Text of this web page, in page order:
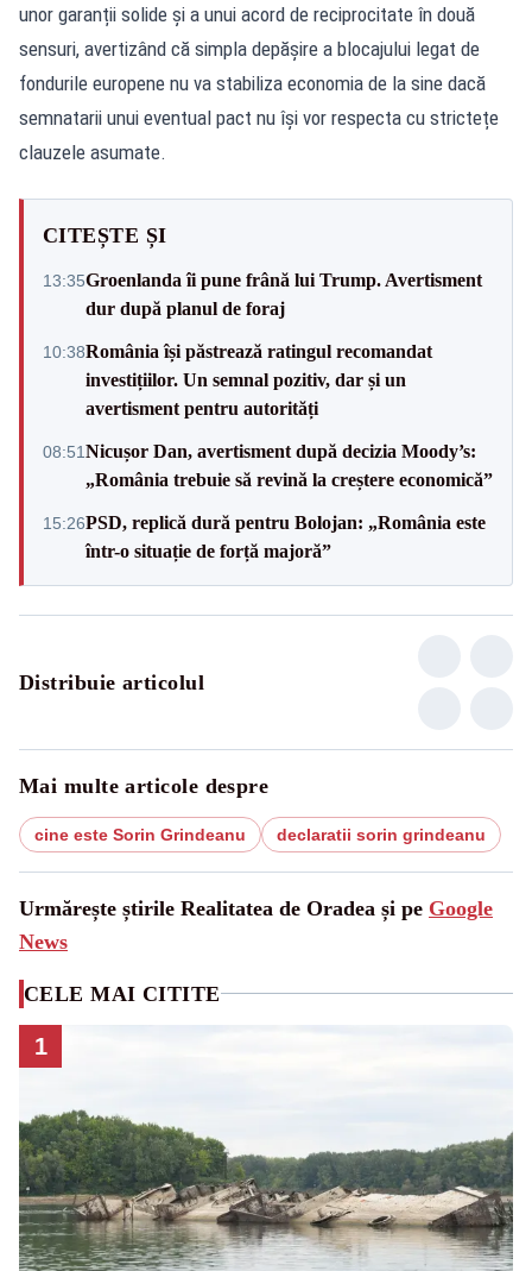
unor garanții solide și a unui acord de reciprocitate în două
sensuri, avertizând că simpla depășire a blocajului legat de
fondurile europene nu va stabiliza economia de la sine dacă
semnatarii unui eventual pact nu își vor respecta cu strictețe
clauzele asumate.
CITEȘTE ȘI
13:35Groenlanda îi pune frână lui Trump. Avertisment
dur după planul de foraj
10:38România își păstrează ratingul recomandat
investițiilor. Un semnal pozitiv, dar și un
avertisment pentru autorități
08:51Nicușor Dan, avertisment după decizia Moody’s:
„România trebuie să revină la creștere economică”
15:26PSD, replică dură pentru Bolojan: „România este
într-o situație de forță majoră”
Distribuie articolul
Mai multe articole despre
cine este Sorin Grindeanu declaratii sorin grindeanu
Urmărește știrile Realitatea de Oradea și pe Google
News
CELE MAI CITITE
1